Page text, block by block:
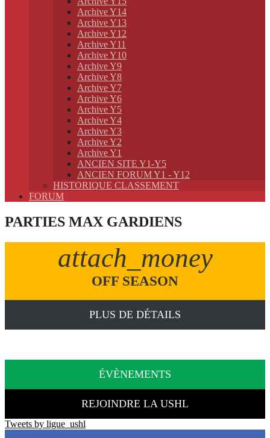
Archive Y14
Archive Y13
Archive Y12
Archive Y11
Archive Y10
Archive Y9
Archive Y8
Archive Y7
Archive Y6
Archive Y5
Archive Y4
Archive Y3
Archive Y2
Archive Y1
ANCIEN SITE Y1-Y5
ANCIEN FORUM Y1 - Y12
HISTORIQUE CLASSEMENT
FORUM
PARTIES MAX GARDIENS
attach_money
OFF SEASON
PLUS DE DÉTAILS
ÉVÈNEMENTS
REJOINDRE LA USHL
Tweets by ligue_ushl